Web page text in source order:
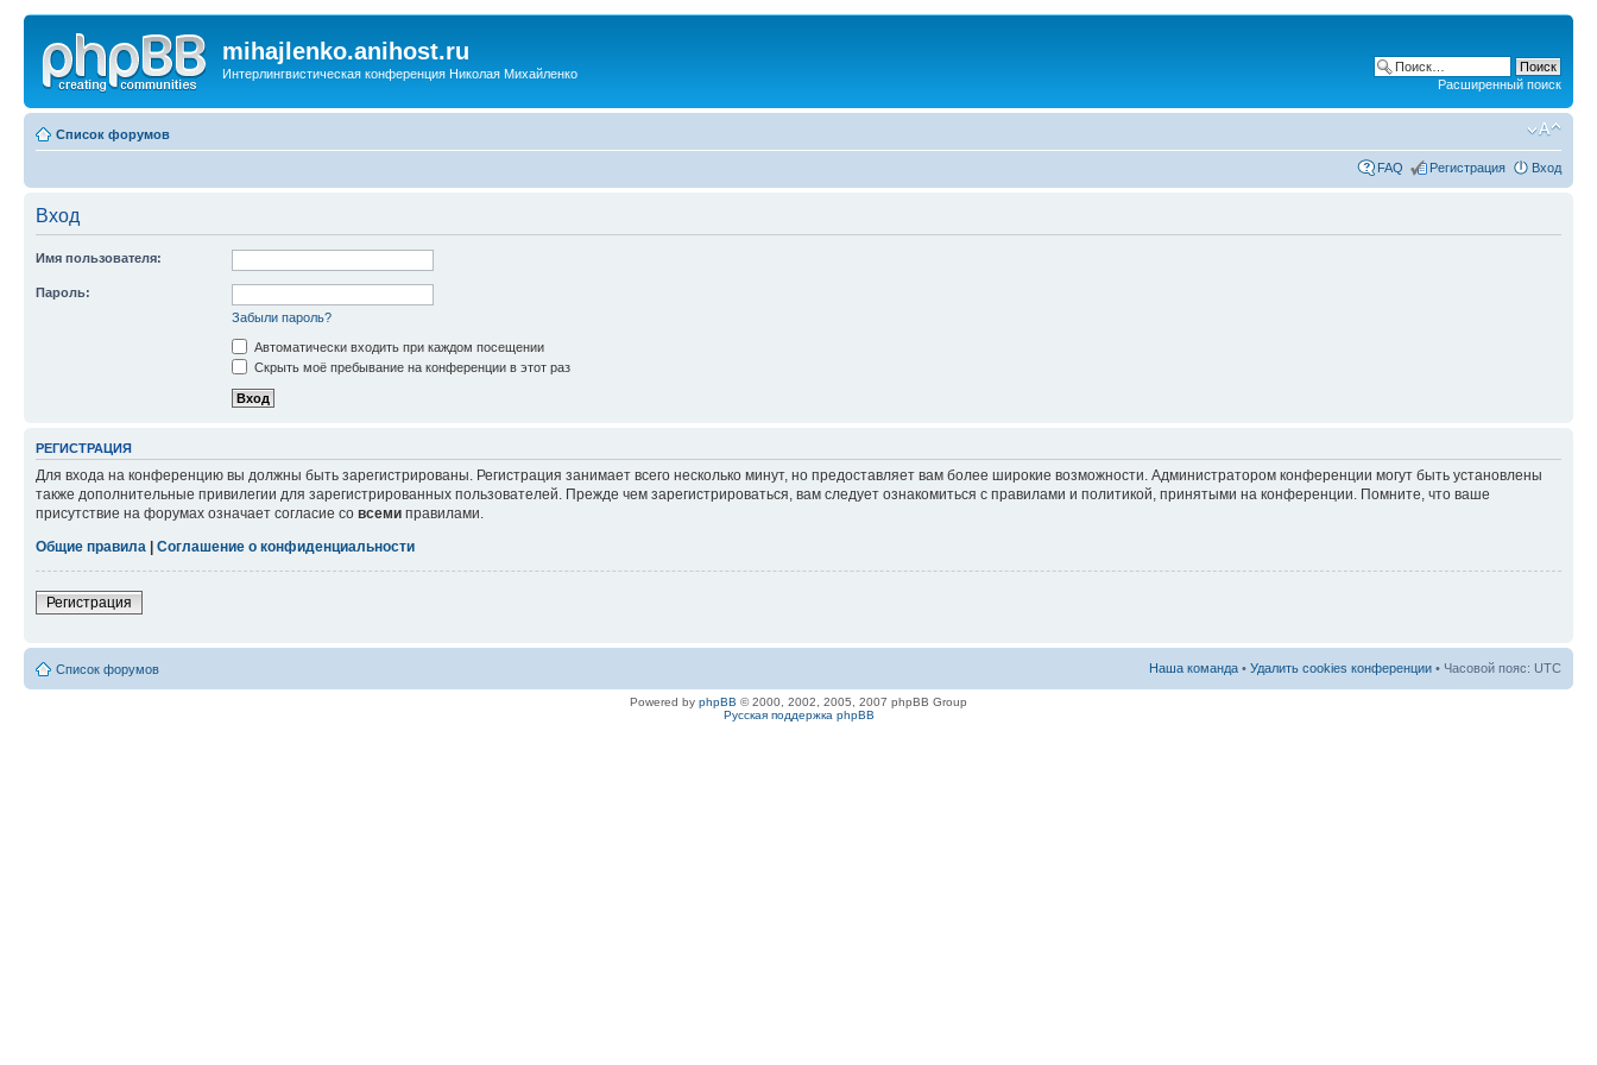
mihajlenko.anihost.ru
Интерлингвистическая конференция Николая Михайленко
Расширенный поиск
Список форумов
FAQ Регистрация Вход
Вход
Имя пользователя:
Пароль:
Забыли пароль?
Автоматически входить при каждом посещении
Скрыть моё пребывание на конференции в этот раз
РЕГИСТРАЦИЯ
Для входа на конференцию вы должны быть зарегистрированы. Регистрация занимает всего несколько минут, но предоставляет вам более широкие возможности. Администратором конференции могут быть установлены
также дополнительные привилегии для зарегистрированных пользователей. Прежде чем зарегистрироваться, вам следует ознакомиться с правилами и политикой, принятыми на конференции. Помните, что ваше
присутствие на форумах означает согласие со всеми правилами.
Общие правила
Соглашение о конфиденциальности
Регистрация
Список форумов Наша команда • Удалить cookies конференции • Часовой пояс: UTC
Powered by phpBB © 2000, 2002, 2005, 2007 phpBB Group
Русская поддержка phpBB